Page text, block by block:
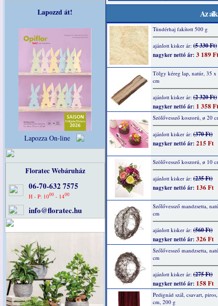
Lapozzd át!
Lapozza On-line
Floratec Webáruház
06-70-632 7575
H - P: 1000- 1400
info@floratec.hu
Az
Tündérhaj fakított 500 g
ajánlott kisker ár: (5 330 Ft)
nagyker nettó ár: 3 189 Ft
Tölgy kéreg lap, natúr, 35
cm
ajánlott kisker ár: (2 320 Ft)
nagyker nettó ár: 1 358 Ft
Szölővessző koszorú, ø 20
ajánlott kisker ár: (370 Ft)
nagyker nettó ár: 215 Ft
Szölővessző koszorú, ø 10
ajánlott kisker ár: (235 Ft)
nagyker nettó ár: 136 Ft
Szőlővessző mandzsetta,
cm
ajánlott kisker ár: (560 Ft)
nagyker nettó ár: 326 Ft
Szőlővessző mandzsetta,
cm
ajánlott kisker ár: (275 Ft)
nagyker nettó ár: 158 Ft
Pedignád szál, csavart,
cm, 200 g